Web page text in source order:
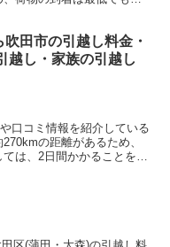
田市の引越し料金・
越し・家族の引越し
口コミ情報を紹介している
の距離があるため、
は、2日間かかることを考